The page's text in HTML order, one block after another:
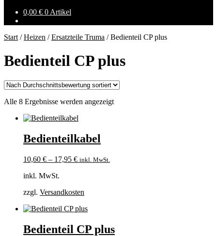
0,00 € 0 Artikel
Start /Heizen /Ersatzteile Truma /Bedienteil CP plus
Bedienteil CP plus
Alle 8 Ergebnisse werden angezeigtNach
Bedienteilkabel
10,60 € – 17,95 € inkl. MwSt.
inkl. MwSt.
zzgl. Versandkosten
Bedienteil CP plus